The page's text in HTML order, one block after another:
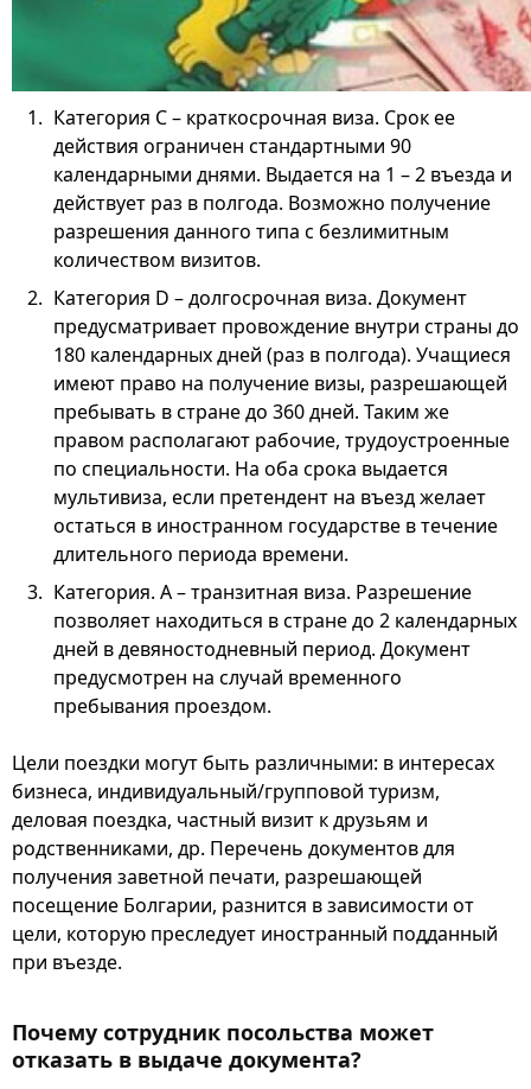
Категория С – краткосрочная виза. Срок ее
действия ограничен стандартными 90
календарными днями. Выдается на 1 – 2 въезда и
действует раз в полгода. Возможно получение
разрешения данного типа с безлимитным
количеством визитов.
Категория D – долгосрочная виза. Документ
предусматривает провождение внутри страны до
180 календарных дней (раз в полгода). Учащиеся
имеют право на получение визы, разрешающей
пребывать в стране до 360 дней. Таким же
правом располагают рабочие, трудоустроенные
по специальности. На оба срока выдается
мультивиза, если претендент на въезд желает
остаться в иностранном государстве в течение
длительного периода времени.
Категория. А – транзитная виза. Разрешение
позволяет находиться в стране до 2 календарных
дней в девяностодневный период. Документ
предусмотрен на случай временного
пребывания проездом.
Цели поездки могут быть различными: в интересах
бизнеса, индивидуальный/групповой туризм,
деловая поездка, частный визит к друзьям и
родственниками, др. Перечень документов для
получения заветной печати, разрешающей
посещение Болгарии, разнится в зависимости от
цели, которую преследует иностранный подданный
при въезде.
Почему сотрудник посольства может
отказать в выдаче документа?